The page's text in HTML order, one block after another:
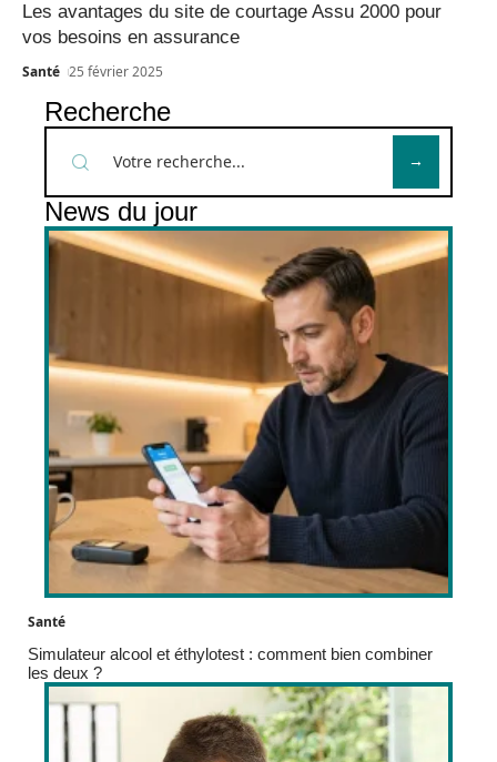
Les avantages du site de courtage Assu 2000 pour
vos besoins en assurance
Santé 25 février 2025
Recherche
News du jour
Santé
Simulateur alcool et éthylotest : comment bien combiner
les deux ?